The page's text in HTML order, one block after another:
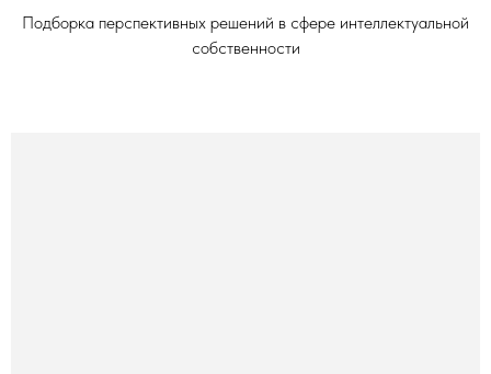
Подборка перспективных решений в сфере интеллектуальной
собственности